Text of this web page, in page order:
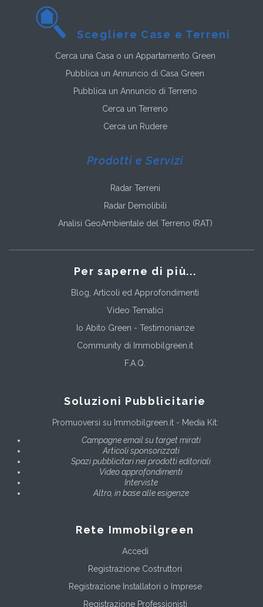
Scegliere Case e Terreni
Cerca una Casa o un Appartamento Green
Pubblica un Annuncio di Casa Green
Pubblica un Annuncio di Terreno
Cerca un Terreno
Cerca un Rudere
Prodotti e Servizi
Radar Terreni
Radar Demolibili
Analisi GeoAmbientale del Terreno (RAT)
Per saperne di più...
Blog, Articoli ed Approfondimenti
Video Tematici
Io Abito Green - Testimonianze
Community di Immobilgreen.it
F.A.Q.
Soluzioni Pubblicitarie
Promuoversi su Immobilgreen.it - Media Kit:
Campagne email su target mirati
Articoli sponsorizzati
Spazi pubblicitari nei prodotti editoriali
Video approfondimenti
Interviste
Altro, in base alle esigenze
Rete Immobilgreen
Accedi
Registrazione Costruttori
Registrazione Installatori o Imprese
Registrazione Professionisti